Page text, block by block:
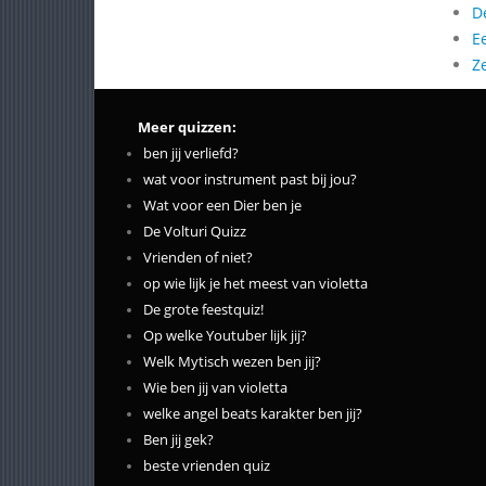
Meer quizzen:
ben jij verliefd?
wat voor instrument past bij jou?
Wat voor een Dier ben je
De Volturi Quizz
Vrienden of niet?
op wie lijk je het meest van violetta
De grote feestquiz!
Op welke Youtuber lijk jij?
Welk Mytisch wezen ben jij?
Wie ben jij van violetta
welke angel beats karakter ben jij?
Ben jij gek?
beste vrienden quiz